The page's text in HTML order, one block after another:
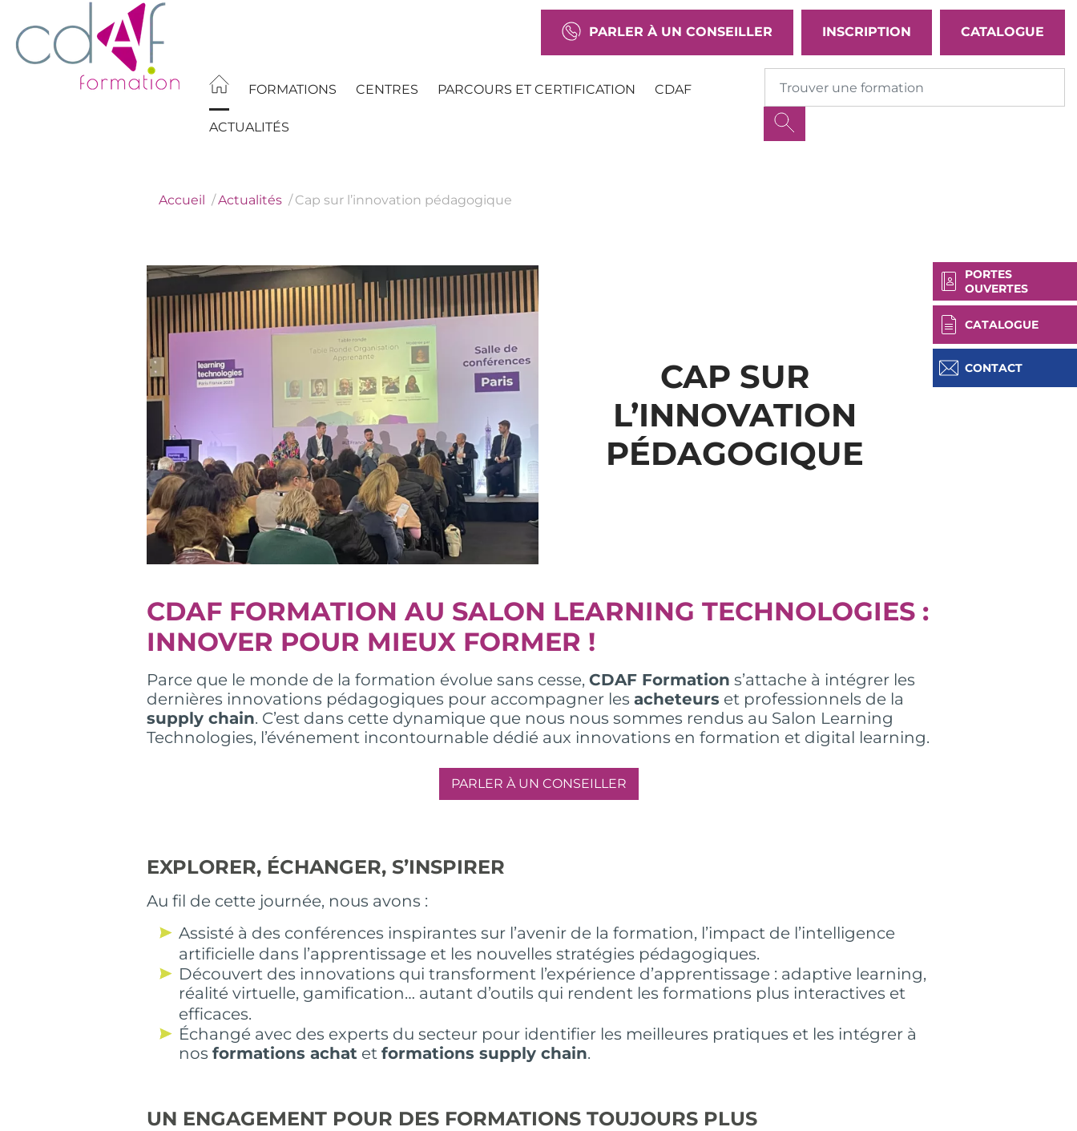
Aller
contenu
PARLER À UN CONSEILLER INSCRIPTION CATALOGUE
FORMATIONS CENTRES PARCOURS ET CERTIFICATION CDAF
ACTUALITÉS
PORTES
OUVERTES
CATALOGUE
CONTACT
Accueil Actualités Cap sur l’innovation pédagogique
CAP SUR
L’INNOVATION
PÉDAGOGIQUE
CDAF FORMATION AU SALON LEARNING TECHNOLOGIES :
INNOVER POUR MIEUX FORMER !
Parce que le monde de la formation évolue sans cesse, CDAF Formation s’attache à intégrer les
dernières innovations pédagogiques pour accompagner les acheteurs et professionnels de la
supply chain. C’est dans cette dynamique que nous nous sommes rendus au Salon Learning
Technologies, l’événement incontournable dédié aux innovations en formation et digital learning.
PARLER À UN CONSEILLER
EXPLORER, ÉCHANGER, S’INSPIRER
Au fil de cette journée, nous avons :
Assisté à des conférences inspirantes sur l’avenir de la formation, l’impact de l’intelligence
artificielle dans l’apprentissage et les nouvelles stratégies pédagogiques.
Découvert des innovations qui transforment l’expérience d’apprentissage : adaptive learning,
réalité virtuelle, gamification… autant d’outils qui rendent les formations plus interactives et
efficaces.
Échangé avec des experts du secteur pour identifier les meilleures pratiques et les intégrer à
nos formations achat et formations supply chain.
UN ENGAGEMENT POUR DES FORMATIONS TOUJOURS PLUS